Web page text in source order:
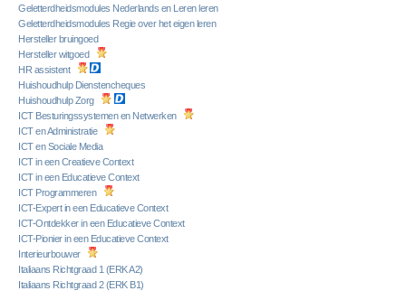
Geletterdheidsmodules Nederlands en Leren leren
Geletterdheidsmodules Regie over het eigen leren
Hersteller bruingoed
Hersteller witgoed
HR assistent
Huishoudhulp Dienstencheques
Huishoudhulp Zorg
ICT Besturingssystemen en Netwerken
ICT en Administratie
ICT en Sociale Media
ICT in een Creatieve Context
ICT in een Educatieve Context
ICT Programmeren
ICT-Expert in een Educatieve Context
ICT-Ontdekker in een Educatieve Context
ICT-Pionier in een Educatieve Context
Interieurbouwer
Italiaans Richtgraad 1 (ERK A2)
Italiaans Richtgraad 2 (ERK B1)